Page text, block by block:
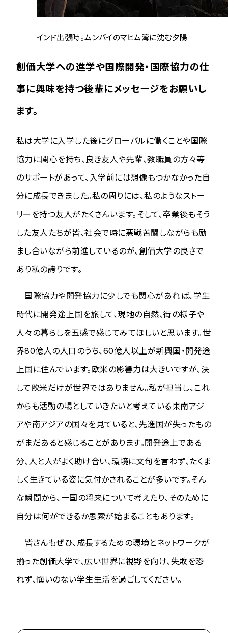
インド出張時。ムンバイのマヒム湾に沈む夕陽
創価大学への進学や国際開発・国際協力の仕
事に興味を持つ後輩にメッセージをお願いし
ます。
私は大学に入学した後にグローバルに働くことや国際
協力に関心を持ち、良き友人や先輩、教職員の方々等
のサポートがあって、入学前には想像もつかなかった自
分に成長できました。私の周りには、私のようなストー
リーを持つ友人がたくさんいます。そして、卒業後もそう
した友人たちが皆、社会で時に悪戦苦闘しながらも励
まし合いながら前進しているのが、創価大学の良さで
あり私の誇りです。
国際協力や開発協力に少しでも関心があれば、学生
時代に開発途上国を旅して、現地の自然、街の様子や
人々の暮らしを五感で感じてみてほしいと思います。世
界80億人の人口のうち、60億人以上が新興国・開発途
上国に住んでいます。欧米の影響力は大きいですが、決
して欧米だけが世界ではありません。私が担当し、これ
からも活動の場としていきたいと考えている東南アジ
アや南アジアの国々を見ていると、先進国が失ったもの
がまだあると感じることがあります。開発途上である
分、人と人がよく助け合い、環境に文句を言わず、たくま
しく生きている姿に気付かされることが多いです。そん
な瞬間から、一国の将来について考えたり、そのために
自分は何ができるか思索が始まることもあります。
皆さんもぜひ、成長するための環境とネットワークが
揃った創価大学で、広い世界に視野を向け、失敗を恐
れず、悔いのない学生生活を過ごしてください。